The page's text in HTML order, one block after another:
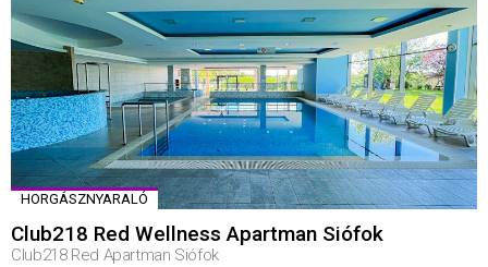
HORGÁSZNYARALÓ
Club218 Red Wellness Apartman Siófok
Club218 Red Apartman Siófok